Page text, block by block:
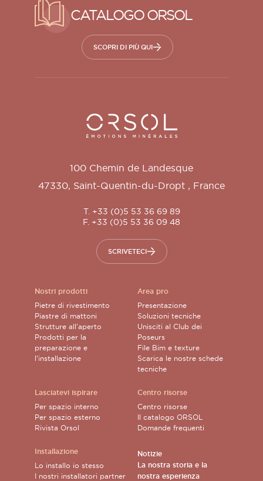
CATALOGO ORSOL
SCOPRI DI PIÙ QUI
Orsol S.A.
100 Chemin de Landesque
47330, Saint-Quentin-du-Dropt , France
T. +33 (0)5 53 36 69 89
F. +33 (0)5 53 36 09 48
SCRIVETECI
Nostri prodotti
Pietre di rivestimento
Piastre di mattoni
Strutture all’aperto
Prodotti per la
preparazione e
l’installazione
Lasciatevi ispirare
Per spazio interno
Per spazio esterno
Rivista Orsol
Installazione
Lo installo io stesso
I nostri installatori partner
Area pro
Presentazione
Soluzioni tecniche
Unisciti al Club dei
Poseurs
File Bim e texture
Scarica le nostre schede
tecniche
Centro risorse
Centro risorse
Il catalogo ORSOL
Domande frequenti
Notizie
La nostra storia e la
nostra esperienza